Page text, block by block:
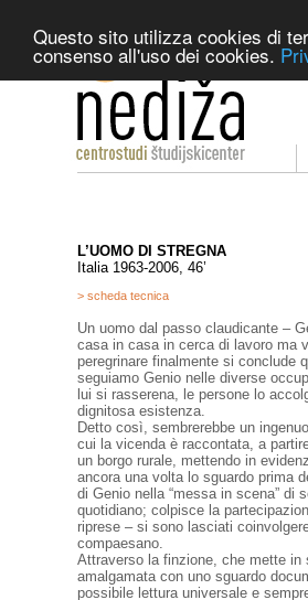
Questo sito utilizza cookies di
consenso all'uso dei cookies.
L’UOMO DI STREGNA
Italia 1963-2006, 46’
> scheda tecnica
Un uomo dal passo claudicante –
casa in casa in cerca di lavoro ma
peregrinare finalmente si conclude
seguiamo Genio nelle diverse
lui si rasserena, le persone lo
dignitosa esistenza.
Detto così, sembrerebbe un
cui la vicenda è raccontata, a
un borgo rurale, mettendo in
ancora una volta lo sguardo prima
di Genio nella “messa in scena” di
quotidiano; colpisce la
riprese – si sono lasciati
compaesano.
Attraverso la finzione, che mette in
amalgamata con uno sguardo
possibile lettura universale e